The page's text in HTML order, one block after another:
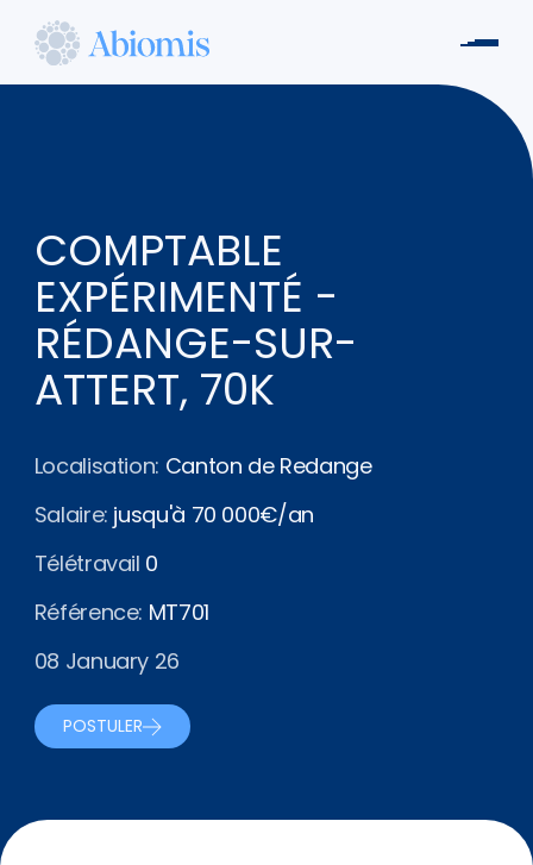
contenu
Abiomis
COMPTABLE
EXPÉRIMENTÉ -
RÉDANGE-SUR-
ATTERT, 70K
Localisation: Canton de Redange
Salaire: jusqu'à 70 000€/an
Télétravail 0
Référence: MT701
08 January 26
POSTULER